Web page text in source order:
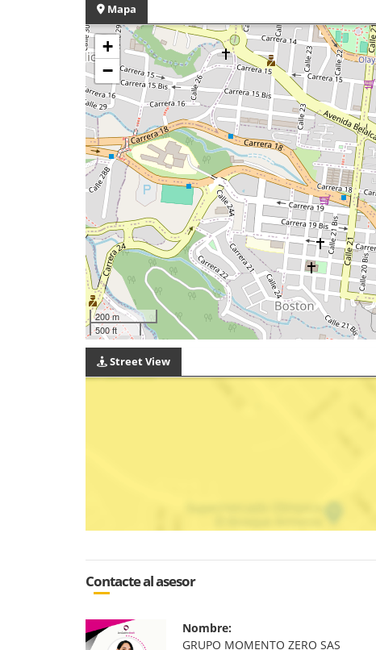
Mapa
+
−
200 m
500 ft
Street View
Contacte al asesor
Nombre:
GRUPO MOMENTO ZERO SAS